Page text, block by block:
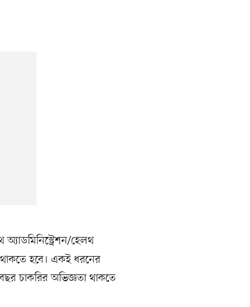
হেলথ
থাকতে হবে। একই ধরনের
বছর চাকরির অভিজ্ঞতা থাকতে